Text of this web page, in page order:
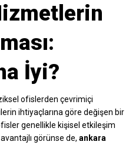
İyi?
ofislerden çevrimiçi
ihtiyaçlarına göre değişen bir
genellikle kişisel etkileşim
görünse de,ankara